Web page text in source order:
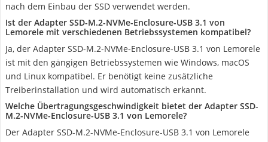
nach dem Einbau der SSD verwendet werden.
Ist der Adapter SSD-M.2-NVMe-Enclosure-USB 3.1 von
Lemorele mit verschiedenen Betriebssystemen kompatibel?
Ja, der Adapter SSD-M.2-NVMe-Enclosure-USB 3.1 von Lemorele
ist mit den gängigen Betriebssystemen wie Windows, macOS
und Linux kompatibel. Er benötigt keine zusätzliche
Treiberinstallation und wird automatisch erkannt.
Welche Übertragungsgeschwindigkeit bietet der Adapter SSD-
M.2-NVMe-Enclosure-USB 3.1 von Lemorele?
Der Adapter SSD-M.2-NVMe-Enclosure-USB 3.1 von Lemorele